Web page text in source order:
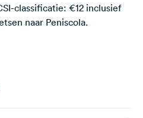
classificatie: €12 inclusief
naar Peniscola.